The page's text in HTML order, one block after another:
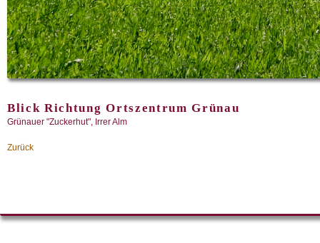
Blick Richtung Ortszentrum Grünau
Grünauer "Zuckerhut", Irrer Alm
Zurück